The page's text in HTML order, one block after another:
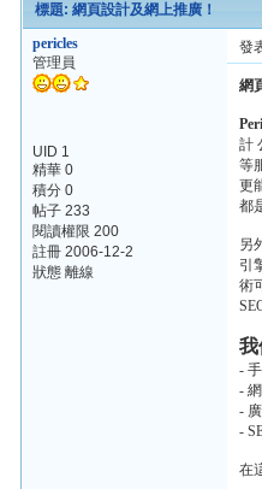
標題: 網頁設計及網上推廣！
pericles
管理員
UID 1
精華 0
積分 0
帖子 233
閱讀權限 200
註冊 2006-12-2
狀態 離線
發
網
計
等
更
都
另
引
術
-
-
-
-
在